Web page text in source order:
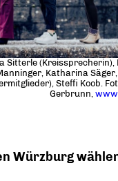
Sitterle
Katharina
Steffi Koob.
Gerbrunn,
Würzburg